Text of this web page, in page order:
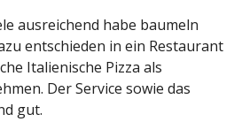
ausreichend habe baumeln
entschieden in ein Restaurant
Italienische Pizza als
Der Service sowie das
gut.